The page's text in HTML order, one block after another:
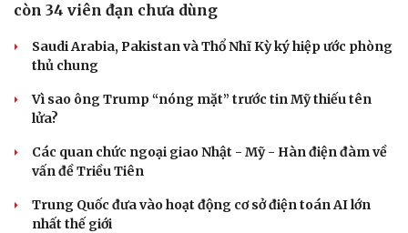
còn 34 viên đạn chưa dùng
Saudi Arabia, Pakistan và Thổ Nhĩ Kỳ ký hiệp ước phòng
thủ chung
Vì sao ông Trump “nóng mặt” trước tin Mỹ thiếu tên
lửa?
Các quan chức ngoại giao Nhật - Mỹ - Hàn điện đàm về
vấn đề Triều Tiên
Trung Quốc đưa vào hoạt động cơ sở điện toán AI lớn
nhất thế giới